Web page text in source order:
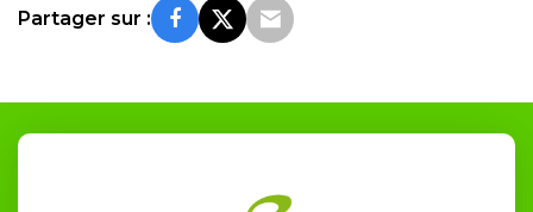
Partager sur :